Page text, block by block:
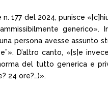
177 del 2024, punisce
generico».
persona avesse assunto
D’altro canto, «[s]e
del tutto generica e
24 ore?…)».